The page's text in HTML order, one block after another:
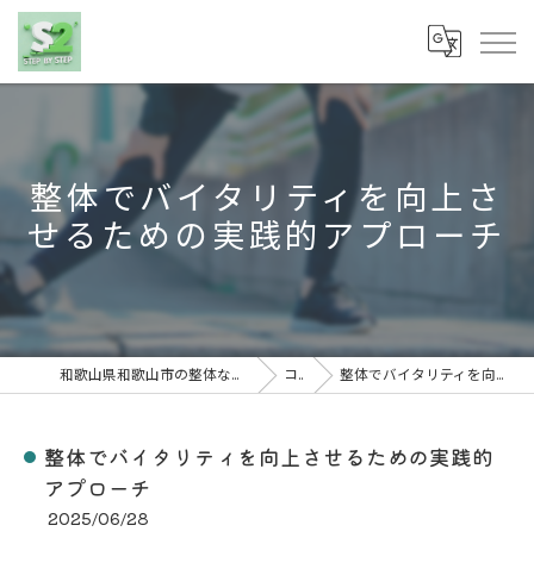
整体でバイタリティを向上さ
せるための実践的アプローチ
和歌山県和歌山市の整体なら株式会社S2(ステップバイステップ) コラム 整体でバイタリティを向上させるための実践的アプローチ
整体でバイタリティを向上させるための実践的
アプローチ
2025/06/28